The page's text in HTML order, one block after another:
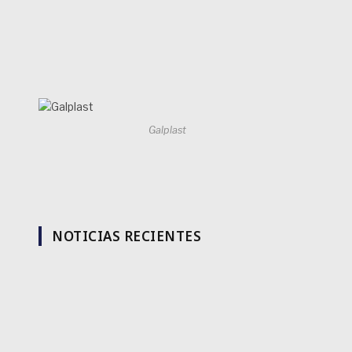
Galplast
NOTICIAS RECIENTES